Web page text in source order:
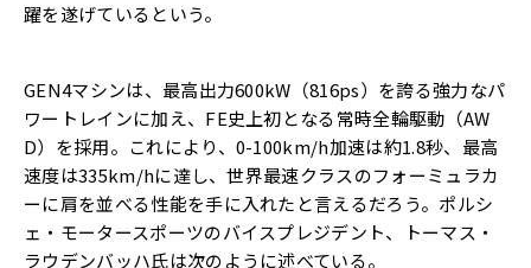
躍を遂げているという。
GEN4マシンは、最高出力600kW（816ps）を誇る強力なパ
ワートレインに加え、FE史上初となる常時全輪駆動（AW
D）を採用。これにより、0-100km/h加速は約1.8秒、最高
速度は335km/hに達し、世界最速クラスのフォーミュラカ
ーに肩を並べる性能を手に入れたと言えるだろう。ポルシ
ェ・モータースポーツのバイスプレジデント、トーマス・
ラウデンバッハ氏は次のように述べている。